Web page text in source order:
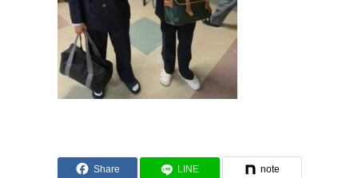
Share LINE note